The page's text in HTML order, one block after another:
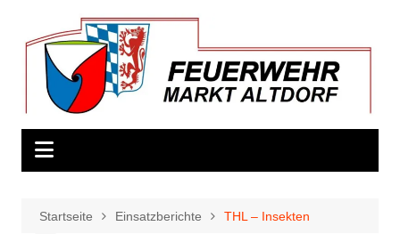
springen
Startseite Einsatzberichte THL – Insekten